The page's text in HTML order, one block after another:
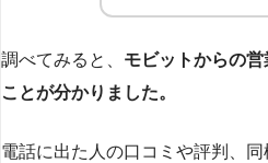
調べてみると、 モビットからの
ことが分かりました。
電話に出た人の口コミや評判、